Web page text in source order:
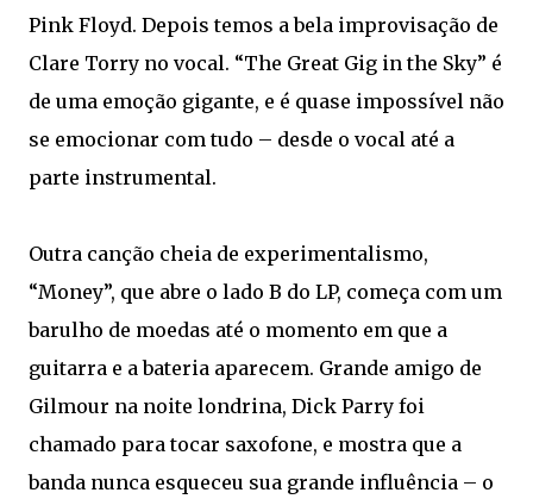
Pink Floyd. Depois temos a bela improvisação de
Clare Torry no vocal. “The Great Gig in the Sky” é
de uma emoção gigante, e é quase impossível não
se emocionar com tudo – desde o vocal até a
parte instrumental.
Outra canção cheia de experimentalismo,
“Money”, que abre o lado B do LP, começa com um
barulho de moedas até o momento em que a
guitarra e a bateria aparecem. Grande amigo de
Gilmour na noite londrina, Dick Parry foi
chamado para tocar saxofone, e mostra que a
banda nunca esqueceu sua grande influência – o